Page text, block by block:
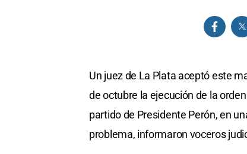
Un juez de La Plata aceptó este
de octubre la ejecución de la
partido de Presidente Perón, en
problema, informaron voceros